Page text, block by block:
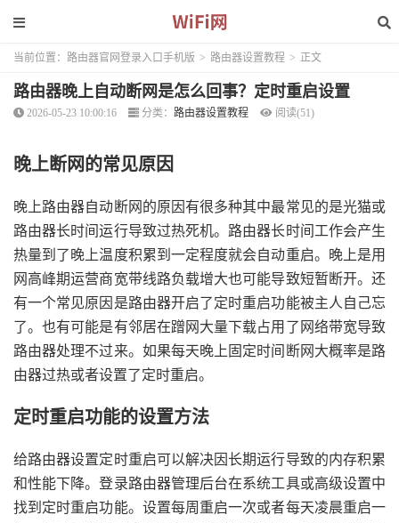
当前位置： 路由器官网登录入口手机版 > 路由器设置教程 > 正文
路由器晚上自动断网是怎么回事？定时重启设置
2026-05-23 10:00:16 分类： 路由器设置教程 阅读(51)
晚上断网的常见原因
晚上路由器自动断网的原因有很多种其中最常见的是光猫或
路由器长时间运行导致过热死机。路由器长时间工作会产生
热量到了晚上温度积累到一定程度就会自动重启。晚上是用
网高峰期运营商宽带线路负载增大也可能导致短暂断开。还
有一个常见原因是路由器开启了定时重启功能被主人自己忘
了。也有可能是有邻居在蹭网大量下载占用了网络带宽导致
路由器处理不过来。如果每天晚上固定时间断网大概率是路
由器过热或者设置了定时重启。
定时重启功能的设置方法
给路由器设置定时重启可以解决因长期运行导致的内存积累
和性能下降。登录路由器管理后台在系统工具或高级设置中
找到定时重启功能。设置每周重启一次或者每天凌晨重启一